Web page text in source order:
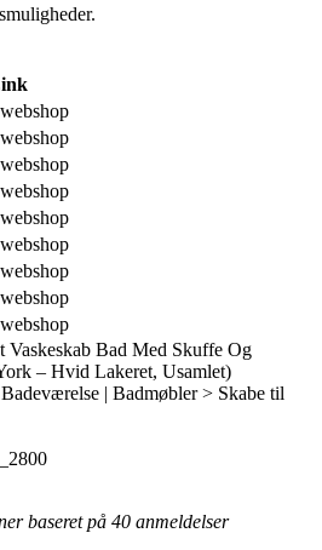
Bad Med Skuffe Og
– Hvid Lakeret, Usamlet)
| Badmøbler > Skabe til
baseret på 40 anmeldelser